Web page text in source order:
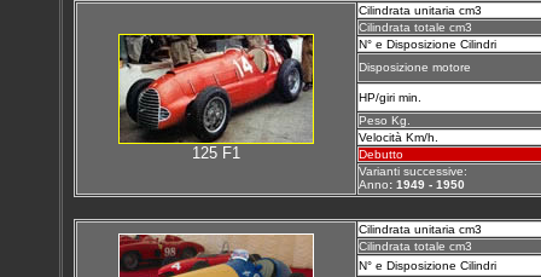
125 F1
Cilindrata unitaria cm3
Cilindrata totale cm3
N° e Disposizione Cilindri
Disposizione motore
HP/giri min.
Peso Kg.
Velocità Km/h.
Debutto
Varianti successive:
Anno: 1949 - 1950
Cilindrata unitaria cm3
Cilindrata totale cm3
N° e Disposizione Cilindri